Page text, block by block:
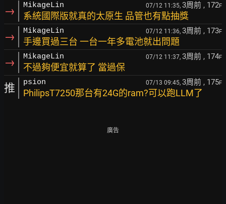
→ MikageLin 07/12 11:35, 3周前 , 172F
系統國際版就真的太原生 品管也有點抽獎
→ MikageLin 07/12 11:36, 3周前 , 173F
手邊買過三台 一台一年多電池就出問題
→ MikageLin 07/12 11:37, 3周前 , 174F
不過夠便宜就算了 當過保
推 psion 07/13 09:45, 3周前 , 175F
PhilipsT7250那台有24G的ram?可以跑LLM了
廣告